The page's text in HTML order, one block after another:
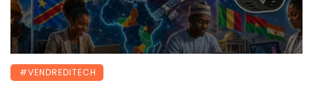
#VENDREDITECH